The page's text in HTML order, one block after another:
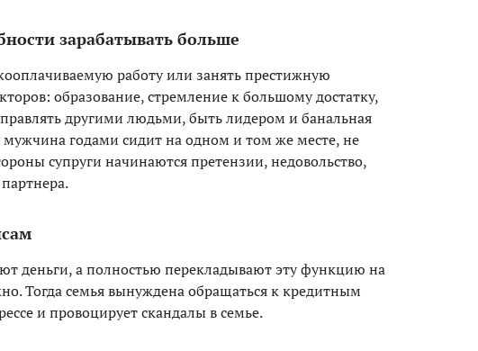
зарабатывать больше
работу или занять престижную
образование, стремление к большому достатку,
другими людьми, быть лидером и банальная
годами сидит на одном и том же месте, не
супруги начинаются претензии, недовольство,
деньги, а полностью перекладывают эту функцию на
Тогда семья вынуждена обращаться к кредитным
и провоцирует скандалы в семье.